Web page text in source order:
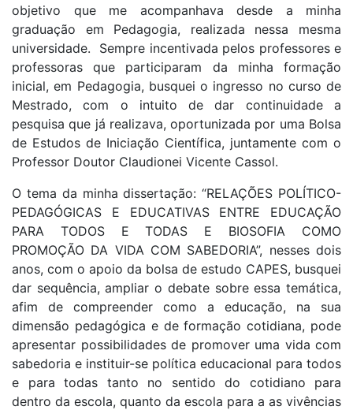
objetivo que me acompanhava desde a minha
graduação em Pedagogia, realizada nessa mesma
universidade. Sempre incentivada pelos professores e
professoras que participaram da minha formação
inicial, em Pedagogia, busquei o ingresso no curso de
Mestrado, com o intuito de dar continuidade a
pesquisa que já realizava, oportunizada por uma Bolsa
de Estudos de Iniciação Científica, juntamente com o
Professor Doutor Claudionei Vicente Cassol.
O tema da minha dissertação: “RELAÇÕES POLÍTICO-
PEDAGÓGICAS E EDUCATIVAS ENTRE EDUCAÇÃO
PARA TODOS E TODAS E BIOSOFIA COMO
PROMOÇÃO DA VIDA COM SABEDORIA”, nesses dois
anos, com o apoio da bolsa de estudo CAPES, busquei
dar sequência, ampliar o debate sobre essa temática,
afim de compreender como a educação, na sua
dimensão pedagógica e de formação cotidiana, pode
apresentar possibilidades de promover uma vida com
sabedoria e instituir-se política educacional para todos
e para todas tanto no sentido do cotidiano para
dentro da escola, quanto da escola para a as vivências